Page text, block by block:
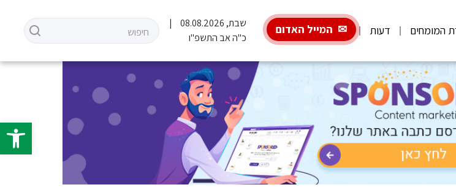
פתח
המומחים דעות המייל האדום
שבת, 08.08.2026
כ"ה אב התשפ"ו